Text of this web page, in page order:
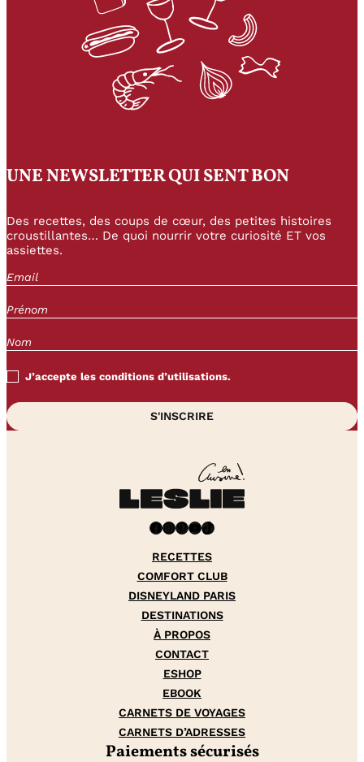
UNE NEWSLETTER QUI SENT BON
Des recettes, des coups de cœur, des petites histoires
croustillantes… De quoi nourrir votre curiosité ET vos
assiettes.
J’accepte les conditions d’utilisations.
Facebook InstagramPinterest YouTube TikTok
RECETTES
COMFORT CLUB
DISNEYLAND PARIS
DESTINATIONS
À PROPOS
CONTACT
ESHOP
EBOOK
CARNETS DE VOYAGES
CARNETS D’ADRESSES
Paiements sécurisés